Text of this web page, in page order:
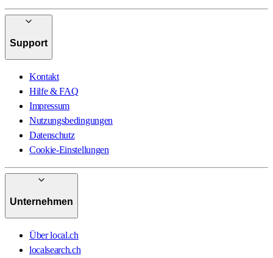
Support
Kontakt
Hilfe & FAQ
Impressum
Nutzungsbedingungen
Datenschutz
Cookie-Einstellungen
Unternehmen
Über local.ch
localsearch.ch